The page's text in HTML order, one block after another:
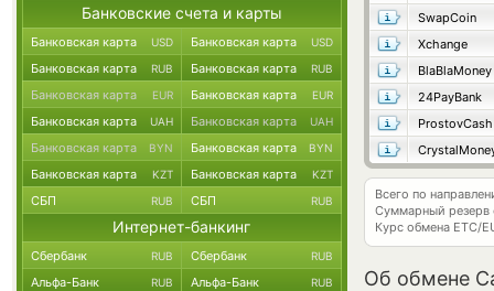
SwapCoin
Xchange
BlaBlaMoney
24PayBank
ProstovCash
Всего по
Суммарный резерв
Курс обмена ETC/
Об обмене
Банковские счета и карты
Банковская карта USD Банковская карта USD
Банковская карта RUB Банковская карта RUB
Банковская карта EUR Банковская карта EUR
Банковская карта UAH Банковская карта UAH
Банковская карта BYN Банковская карта BYN
Банковская карта KZT Банковская карта KZT
СБП RUB СБП RUB
Интернет-банкинг
Сбербанк RUB Сбербанк RUB
Альфа-Банк RUB Альфа-Банк RUB